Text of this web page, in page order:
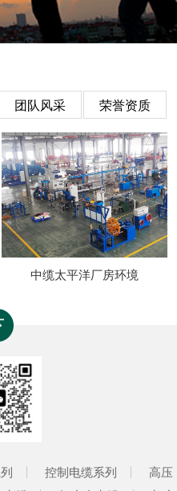
团队风采 荣誉资质
中缆太平洋厂房环境
控制电缆系列
高压